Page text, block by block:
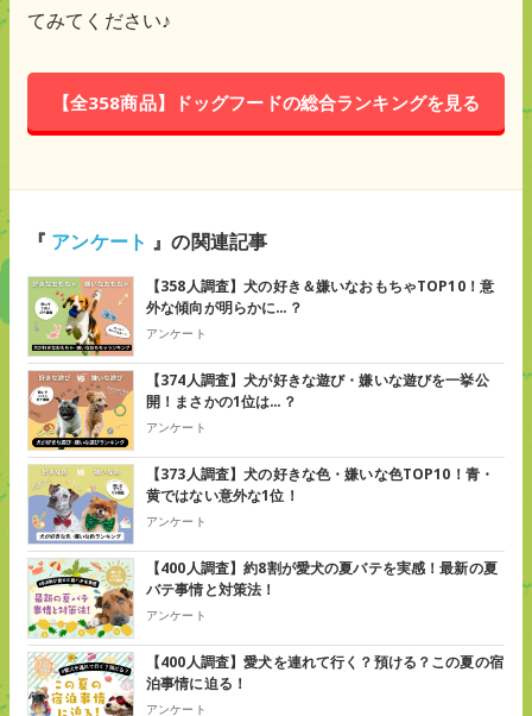
てみてください♪
【全358商品】ドッグフードの総合ランキングを見る
『 アンケート 』の関連記事
【358人調査】犬の好き＆嫌いなおもちゃTOP10！意
外な傾向が明らかに…？
アンケート
【374人調査】犬が好きな遊び・嫌いな遊びを一挙公
開！まさかの1位は…？
アンケート
【373人調査】犬の好きな色・嫌いな色TOP10！青・
黄ではない意外な1位！
アンケート
【400人調査】約8割が愛犬の夏バテを実感！最新の夏
バテ事情と対策法！
アンケート
【400人調査】愛犬を連れて行く？預ける？この夏の宿
泊事情に迫る！
アンケート